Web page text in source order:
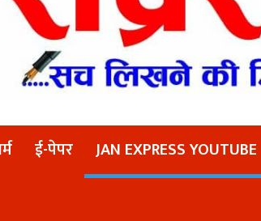
ई-पेपर
JAN EXPRESS YOUTUBE